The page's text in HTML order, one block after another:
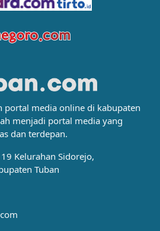
portal media online di kabupaten
menjadi portal media yang
dan terdepan.
Kelurahan Sidorejo,
Tuban